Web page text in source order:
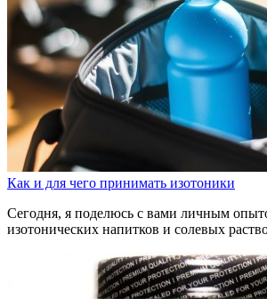
Как и для чего принимать изотоники
Сегодня, я поделюсь с вами личным
изотонических напитков и солевых